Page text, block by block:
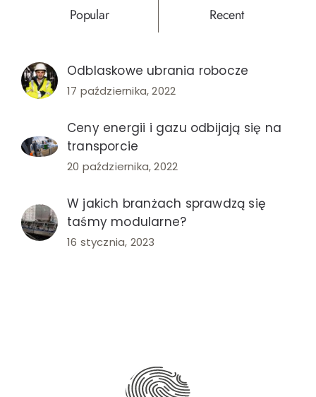
Popular Recent
Odblaskowe ubrania robocze
17 października, 2022
Ceny energii i gazu odbijają się na
transporcie
20 października, 2022
W jakich branżach sprawdzą się
taśmy modularne?
16 stycznia, 2023